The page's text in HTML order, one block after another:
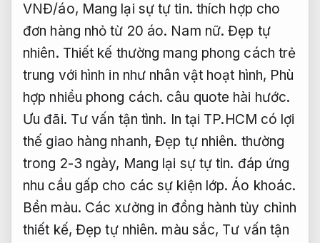
VNĐ/áo, Mang lại sự tự tin. thích hợp cho
đơn hàng nhỏ từ 20 áo. Nam nữ. Đẹp tự
nhiên. Thiết kế thường mang phong cách trẻ
trung với hình in như nhân vật hoạt hình, Phù
hợp nhiều phong cách. câu quote hài hước.
Ưu đãi. Tư vấn tận tình. In tại TP.HCM có lợi
thế giao hàng nhanh,Đẹp tự nhiên. thường
trong 2-3 ngày, Mang lại sự tự tin. đáp ứng
nhu cầu gấp cho các sự kiện lớp.Áo khoác.
Bền màu. Các xưởng in đồng hành tùy chỉnh
thiết kế, Đẹp tự nhiên. màu sắc, Tư vấn tận